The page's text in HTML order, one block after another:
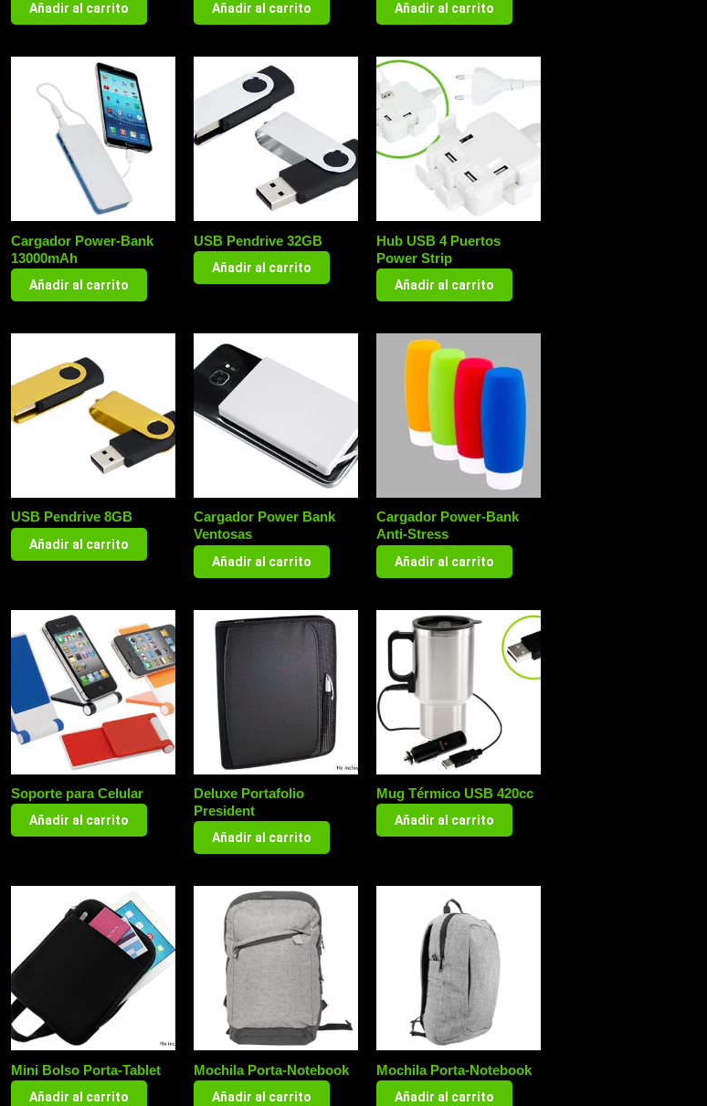
Añadir al carrito Añadir al carrito Añadir al carrito
Cargador Power-Bank
13000mAh
Añadir al carrito
USB Pendrive 32GB
Añadir al carrito
Hub USB 4 Puertos
Power Strip
Añadir al carrito
USB Pendrive 8GB
Añadir al carrito
Cargador Power Bank
Ventosas
Añadir al carrito
Cargador Power-Bank
Anti-Stress
Añadir al carrito
Soporte para Celular
Añadir al carrito
Deluxe Portafolio
President
Añadir al carrito
Mug Térmico USB 420cc
Añadir al carrito
Mini Bolso Porta-Tablet
Añadir al carrito
Mochila Porta-Notebook
Añadir al carrito
Mochila Porta-Notebook
Añadir al carrito